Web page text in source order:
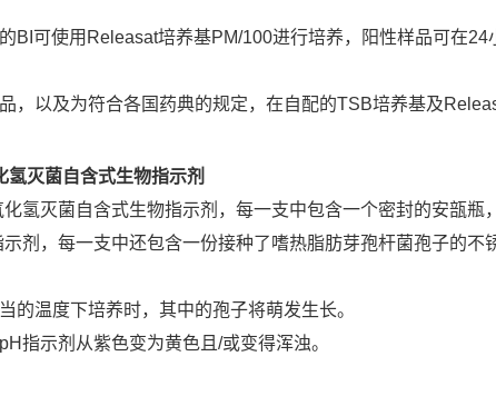
BI可使用Releasat培养基PM/100进行培养，阳性样品可在
，以及为符合各国药典的规定，在自配的TSB培养基及
氢灭菌自含式生物指示剂
氢灭菌自含式生物指示剂，每一支中包含一个密封的安瓿瓶
剂，每一支中还包含一份接种了嗜热脂肪芽孢杆菌孢子的不
的温度下培养时，其中的孢子将萌发生长。
指示剂从紫色变为黄色且/或变得浑浊。